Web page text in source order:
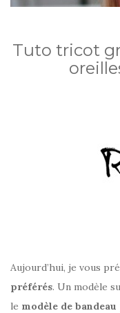
Tuto tricot
Aujourd’hui, je vous
préférés. Un modèle
le modèle de